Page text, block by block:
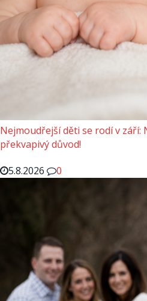
Nejmoudřejší děti se rodí v září:
překvapivý důvod!
5.8.2026
0